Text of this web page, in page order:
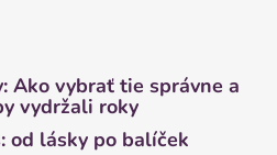
Ako vybrať tie správne a
vydržali roky
od lásky po balíček